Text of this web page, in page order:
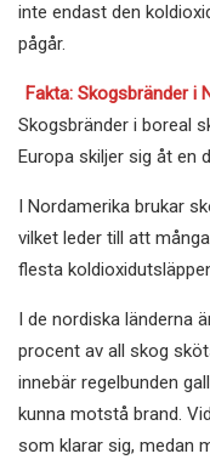
inte endast den
pågår.
Fakta: Skogsbränder i
Skogsbränder i boreal
Europa skiljer sig åt en
I Nordamerika brukar
vilket leder till att
flesta
I de nordiska länderna
procent av all skog
innebär regelbunden
kunna motstå brand.
som klarar sig, medan